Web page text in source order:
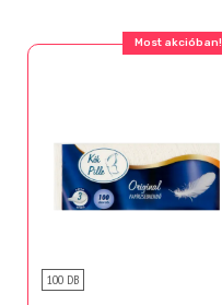
Most akcióban!
100 DB